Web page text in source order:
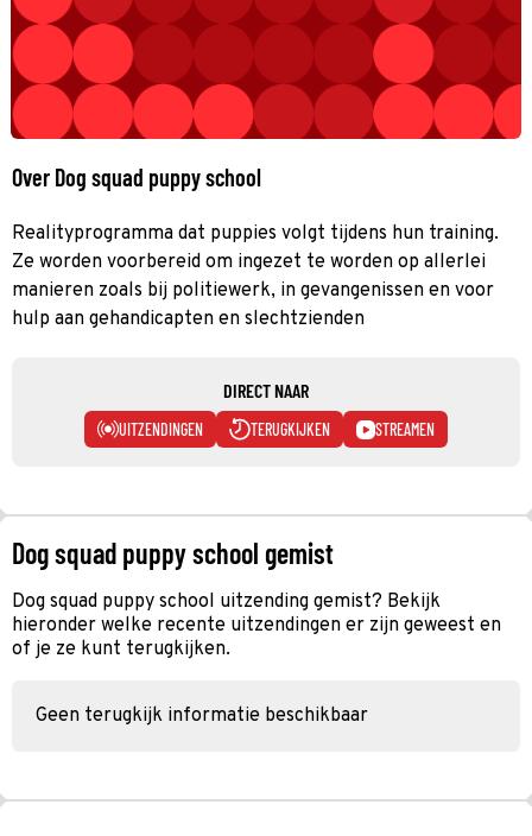
Over Dog squad puppy school
Realityprogramma dat puppies volgt tijdens hun training.
Ze worden voorbereid om ingezet te worden op allerlei
manieren zoals bij politiewerk, in gevangenissen en voor
hulp aan gehandicapten en slechtzienden
DIRECT NAAR
UITZENDINGEN TERUGKIJKEN STREAMEN
Dog squad puppy school gemist
Dog squad puppy school uitzending gemist? Bekijk
hieronder welke recente uitzendingen er zijn geweest en
of je ze kunt terugkijken.
Geen terugkijk informatie beschikbaar